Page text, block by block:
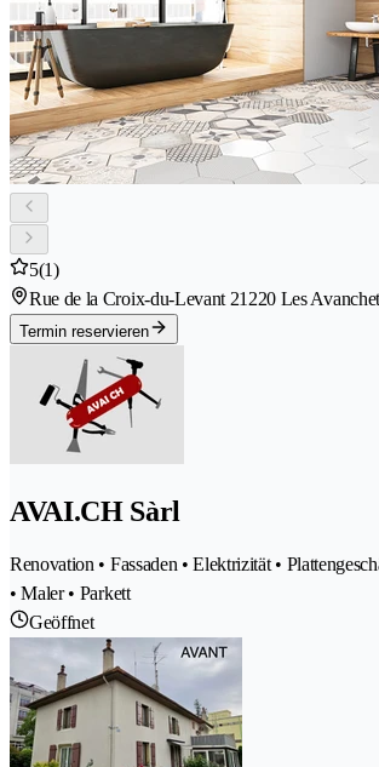
5(1)
Rue de la Croix-du-Levant 21220 Les
Termin reservieren
AVAI.CH Sàrl
Renovation • Fassaden • Elektrizität •
• Maler • Parkett
Geöffnet